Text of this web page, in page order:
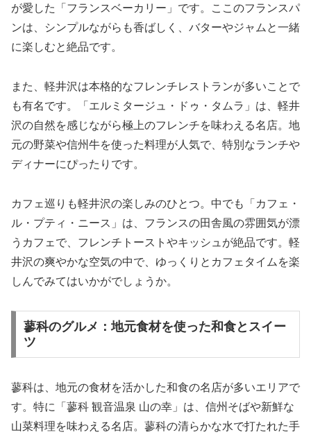
が愛した「フランスベーカリー」です。ここのフランスパ
ンは、シンプルながらも香ばしく、バターやジャムと一緒
に楽しむと絶品です。
また、軽井沢は本格的なフレンチレストランが多いことで
も有名です。「エルミタージュ・ドゥ・タムラ」は、軽井
沢の自然を感じながら極上のフレンチを味わえる名店。地
元の野菜や信州牛を使った料理が人気で、特別なランチや
ディナーにぴったりです。
カフェ巡りも軽井沢の楽しみのひとつ。中でも「カフェ・
ル・プティ・ニース」は、フランスの田舎風の雰囲気が漂
うカフェで、フレンチトーストやキッシュが絶品です。軽
井沢の爽やかな空気の中で、ゆっくりとカフェタイムを楽
しんでみてはいかがでしょうか。
蓼科のグルメ：地元食材を使った和食とスイー
ツ
蓼科は、地元の食材を活かした和食の名店が多いエリアで
す。特に「蓼科 観音温泉 山の幸」は、信州そばや新鮮な
山菜料理を味わえる名店。蓼科の清らかな水で打たれた手